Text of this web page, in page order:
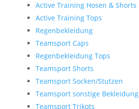
Active Training Hosen & Shorts
Active Training Tops
Regenbekleidung
Teamsport Caps
Regenbekleidung Tops
Teamsport Shorts
Teamsport Socken/Stutzen
Teamsport sonstige Bekleidung
Teamsport Trikots